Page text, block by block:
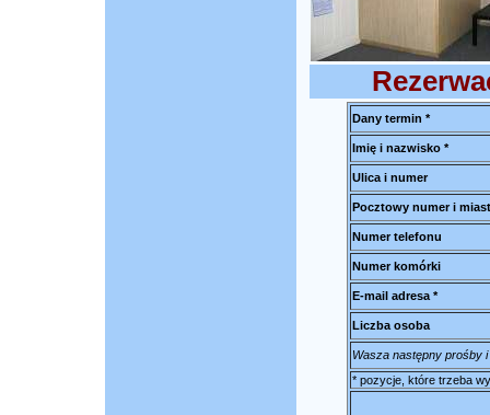
Dany termin *
Imię i nazwisko *
Ulica i numer
Pocztowy numer i
Numer telefonu
Numer komórki
E-mail adresa *
Liczba osoba
Wasza następny prośby i
* pozycje, które trzeba